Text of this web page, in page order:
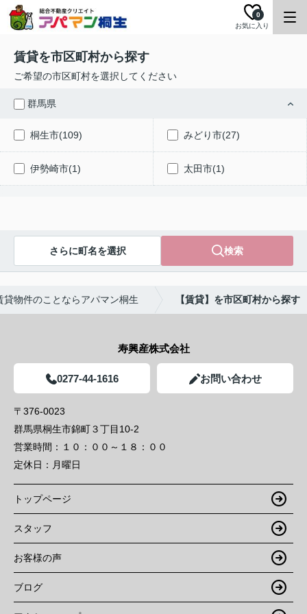
お気に入り
0
賃貸を市区町村から探す
ご希望の市区町村を選択してください
群馬県
桐生市(109) みどり市(27)
伊勢崎市(1) 太田市(1)
さらに町名を選択 検索
貸物件のことならアパマン桐生 【賃貸】を市区町村から探す
寿興産株式会社
0277-44-1616 お問い合わせ
〒376-0023
群馬県桐生市錦町３丁目10-2
営業時間：
１０：００～１８：００
定休日： 月曜日
トップページ
スタッフ
お客様の声
ブログ